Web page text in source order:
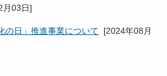
月03日]
の日」推進事業について [2024年08月